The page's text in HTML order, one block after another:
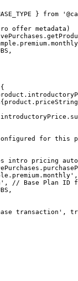
} from
offer metadata)
,
.
product . priceString
introductoryPrice .
for this
intro pricing
,
, // Base Plan ID
,
transaction' ,